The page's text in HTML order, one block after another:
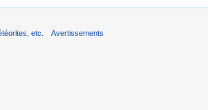
etc. Avertissements